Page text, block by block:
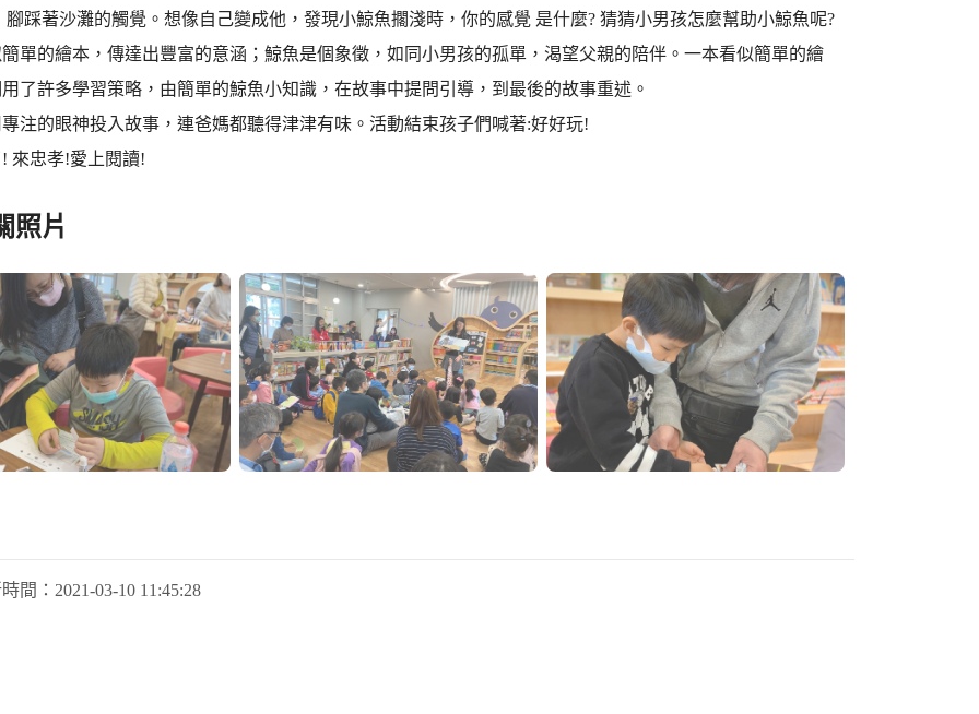
腳踩著沙灘的觸覺。想像自己變成他，發現小鯨魚擱淺時，你的感覺 是什麼? 猜猜小男孩怎麼幫助小鯨魚呢?
單的繪本，傳達出豐富的意涵；鯨魚是個象徵，如同小男孩的孤單，渴望父親的陪伴。一本看似簡單的繪
了許多學習策略，由簡單的鯨魚小知識，在故事中提問引導，到最後的故事重述。
注的眼神投入故事，連爸媽都聽得津津有味。活動結束孩子們喊著:好好玩!
來忠孝!愛上閱讀!
照片
間： 2021-03-10 11:45:28